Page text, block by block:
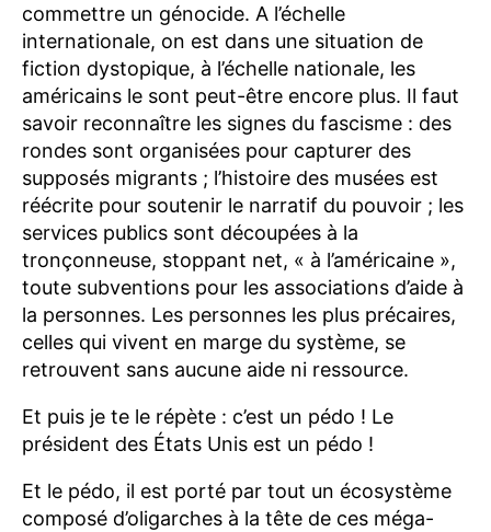
commettre un génocide. A l’échelle
internationale, on est dans une situation de
fiction dystopique, à l’échelle nationale, les
américains le sont peut-être encore plus. Il faut
savoir reconnaître les signes du fascisme : des
rondes sont organisées pour capturer des
supposés migrants ; l’histoire des musées est
réécrite pour soutenir le narratif du pouvoir ; les
services publics sont découpées à la
tronçonneuse, stoppant net, « à l’américaine »,
toute subventions pour les associations d’aide à
la personnes. Les personnes les plus précaires,
celles qui vivent en marge du système, se
retrouvent sans aucune aide ni ressource.
Et puis je te le répète : c’est un pédo ! Le
président des États Unis est un pédo !
Et le pédo, il est porté par tout un écosystème
composé d’oligarches à la tête de ces méga-